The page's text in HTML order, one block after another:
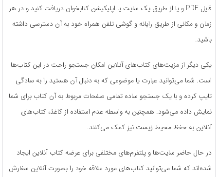
فایل PDF و یا از طریق یک سایت یا اپلیکیشن کتابخوان دریافت کنید و در هر
زمان و مکانی از طریق رایانه و گوشی تلفن همراه خود به آن دسترسی داشته
باشید.
یکی دیگر از مزیت‌های کتاب‌های آنلاین امکان جستجو راحت در این کتاب‌ها
است. شما می‌توانید عبارت یا موضوعی که به دنبال آن هستید را به سادگی
تایپ کرده و با یک جستجو ساده تمامی صفحات مربوط به آن کتاب برای شما
نمایش داده می‌شود. همچنین به واسطه عدم استفاده از کاغذ، کتاب‌های
آنلاین به حفظ محیط زیست نیز کمک می‌کنند.
در حال حاضر سایت‌ها و پلتفرم‌های مختلفی برای عرضه کتاب آنلاین ایجاد
شده‌اند که شما می‌توانید کتاب‌های مورد علاقه خود را بصورت آنلاین سفارش